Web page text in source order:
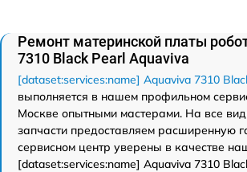
Ремонт материнской платы
7310 Black Pearl Aquaviva
[dataset:services:name] Aquaviva 7310
выполняется в нашем профильном
Москве опытными мастерами. На все
запчасти предоставляем расширенную
сервисном центр уверены в качестве
[dataset:services:name] Aquaviva 7310